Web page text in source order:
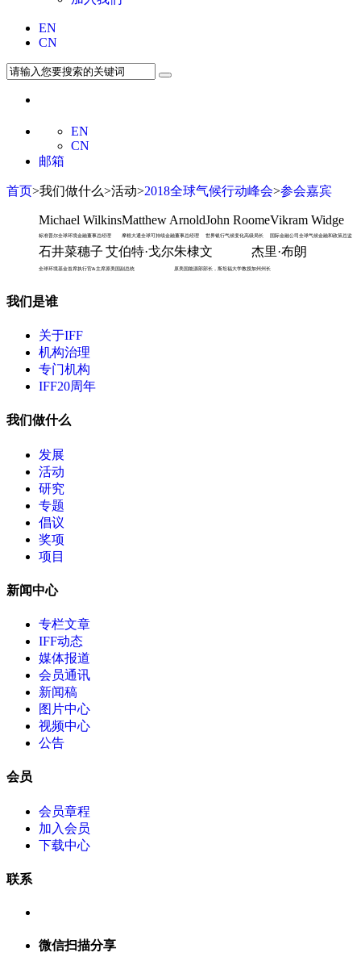
EN
CN
EN
CN
邮箱
首页>我们做什么>活动>2018全球气候行动峰会>参会嘉宾
Michael Wilkins
标准普尔全球环境金融董事总经理
Matthew Arnold
摩根大通全球可持续金融董事总经理
John Roome
世界银行气候变化高级局长
Vikram Widge
国际金融公司全球气候金融和政策总监
石井菜穗子
全球环境基金首席执行官&主席
艾伯特·戈尔
原美国副总统
朱棣文
原美国能源部部长，斯坦福大学教授
杰里·布朗
加州州长
我们是谁
关于IFF
机构治理
专门机构
IFF20周年
我们做什么
发展
活动
研究
专题
倡议
奖项
项目
新闻中心
专栏文章
IFF动态
媒体报道
会员通讯
新闻稿
图片中心
视频中心
公告
会员
会员章程
加入会员
下载中心
联系
微信扫描分享